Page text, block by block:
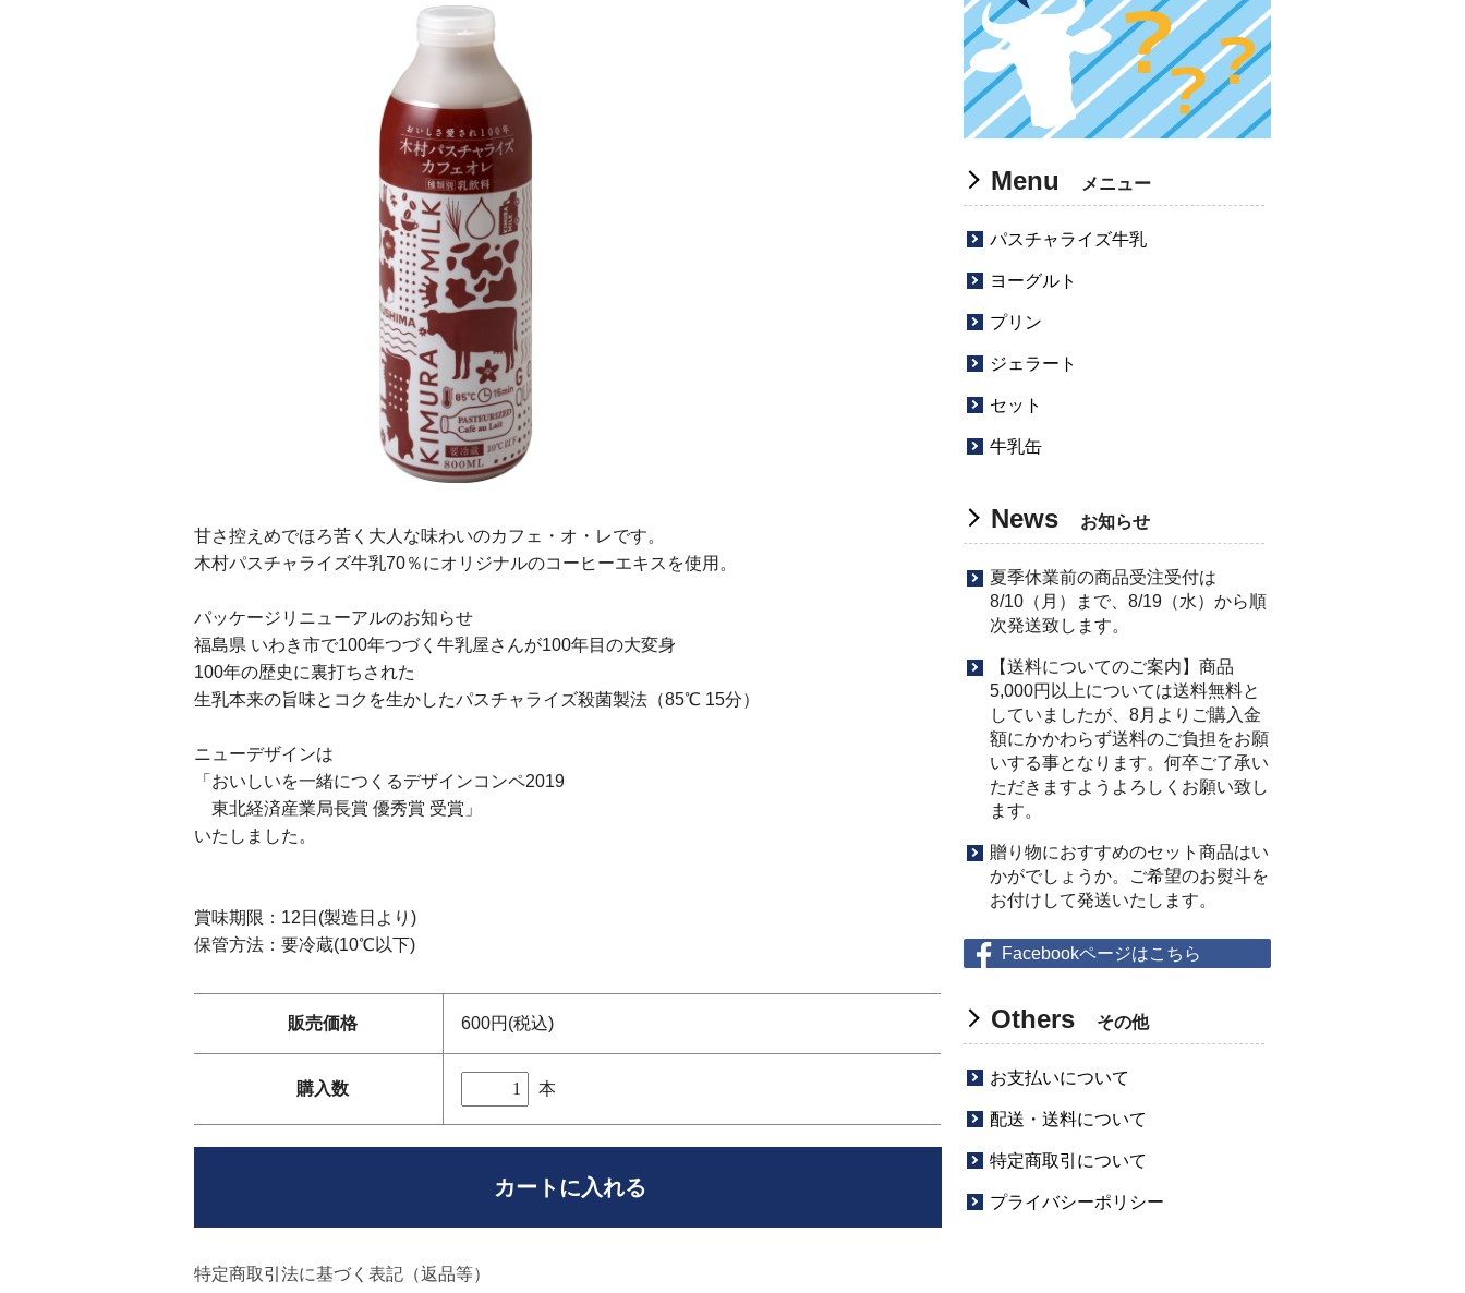
甘さ控えめでほろ苦く大人な味わいのカフェ・オ・レです。
木村パスチャライズ牛乳70％にオリジナルのコーヒーエキスを使用。
パッケージリニューアルのお知らせ
福島県 いわき市で100年つづく牛乳屋さんが100年目の大変身
100年の歴史に裏打ちされた
生乳本来の旨味とコクを生かしたパスチャライズ殺菌製法（85℃ 15分）
ニューデザインは
「おいしいを一緒につくるデザインコンペ2019
東北経済産業局長賞 優秀賞 受賞」
いたしました。
賞味期限：12日(製造日より)
保管方法：要冷蔵(10℃以下)
販売価格 600円(税込)
購入数 本
特定商取引法に基づく表記（返品等）
Menu メニュー
パスチャライズ牛乳
ヨーグルト
プリン
ジェラート
セット
牛乳缶
News お知らせ
夏季休業前の商品受注受付は
8/10（月）まで、8/19（水）から順
次発送致します。
【送料についてのご案内】商品
5,000円以上については送料無料と
していましたが、8月よりご購入金
額にかかわらず送料のご負担をお願
いする事となります。何卒ご了承い
ただきますようよろしくお願い致し
ます。
贈り物におすすめのセット商品はい
かがでしょうか。ご希望のお熨斗を
お付けして発送いたします。
Facebookページはこちら
Others その他
お支払いについて
配送・送料について
特定商取引について
プライバシーポリシー